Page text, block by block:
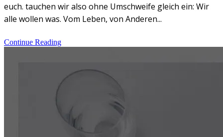
euch. tauchen wir also ohne Umschweife gleich ein: Wir
alle wollen was. Vom Leben, von Anderen...
Continue Reading